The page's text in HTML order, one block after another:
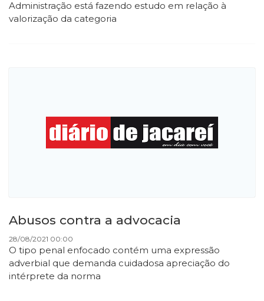
Administração está fazendo estudo em relação à
valorização da categoria
Abusos contra a advocacia
28/08/2021 00:00
O tipo penal enfocado contém uma expressão
adverbial que demanda cuidadosa apreciação do
intérprete da norma